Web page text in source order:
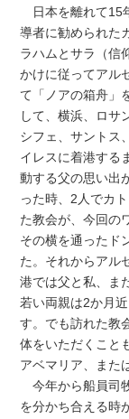
日本を離れて15
導者に勧められた
ラハムとサラ（信
かけに従ってアル
て「ノアの箱舟」
して、横浜、ロサ
シフェ、サントス
イレスに着港する
動する父の思い出
った時、2人でカ
た教会が、今回の
その横を通ったド
た。それからアル
港では父と私、ま
若い両親は2か月
す。でも訪れた教
体をいただくこと
アベマリア、また
今年から船員司
を分かち合える時